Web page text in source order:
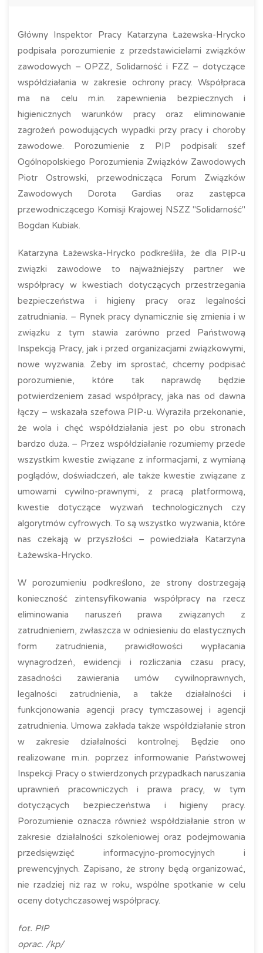
Główny Inspektor Pracy Katarzyna Łażewska-Hrycko
podpisała porozumienie z przedstawicielami związków
zawodowych – OPZZ, Solidarność i FZZ – dotyczące
współdziałania w zakresie ochrony pracy. Współpraca
ma na celu m.in. zapewnienia bezpiecznych i
higienicznych warunków pracy oraz eliminowanie
zagrożeń powodujących wypadki przy pracy i choroby
zawodowe. Porozumienie z PIP podpisali: szef
Ogólnopolskiego Porozumienia Związków Zawodowych
Piotr Ostrowski, przewodnicząca Forum Związków
Zawodowych Dorota Gardias oraz zastępca
przewodniczącego Komisji Krajowej NSZZ "Solidarność"
Bogdan Kubiak.
Katarzyna Łażewska-Hrycko podkreśliła, że dla PIP-u
związki zawodowe to najważniejszy partner we
współpracy w kwestiach dotyczących przestrzegania
bezpieczeństwa i higieny pracy oraz legalności
zatrudniania. – Rynek pracy dynamicznie się zmienia i w
związku z tym stawia zarówno przed Państwową
Inspekcją Pracy, jak i przed organizacjami związkowymi,
nowe wyzwania. Żeby im sprostać, chcemy podpisać
porozumienie, które tak naprawdę będzie
potwierdzeniem zasad współpracy, jaka nas od dawna
łączy – wskazała szefowa PIP-u. Wyraziła przekonanie,
że wola i chęć współdziałania jest po obu stronach
bardzo duża. – Przez współdziałanie rozumiemy przede
wszystkim kwestie związane z informacjami, z wymianą
poglądów, doświadczeń, ale także kwestie związane z
umowami cywilno-prawnymi, z pracą platformową,
kwestie dotyczące wyzwań technologicznych czy
algorytmów cyfrowych. To są wszystko wyzwania, które
nas czekają w przyszłości – powiedziała Katarzyna
Łażewska-Hrycko.
W porozumieniu podkreślono, że strony dostrzegają
konieczność zintensyfikowania współpracy na rzecz
eliminowania naruszeń prawa związanych z
zatrudnieniem, zwłaszcza w odniesieniu do elastycznych
form zatrudnienia, prawidłowości wypłacania
wynagrodzeń, ewidencji i rozliczania czasu pracy,
zasadności zawierania umów cywilnoprawnych,
legalności zatrudnienia, a także działalności i
funkcjonowania agencji pracy tymczasowej i agencji
zatrudnienia. Umowa zakłada także współdziałanie stron
w zakresie działalności kontrolnej. Będzie ono
realizowane m.in. poprzez informowanie Państwowej
Inspekcji Pracy o stwierdzonych przypadkach naruszania
uprawnień pracowniczych i prawa pracy, w tym
dotyczących bezpieczeństwa i higieny pracy.
Porozumienie oznacza również współdziałanie stron w
zakresie działalności szkoleniowej oraz podejmowania
przedsięwzięć informacyjno-promocyjnych i
prewencyjnych. Zapisano, że strony będą organizować,
nie rzadziej niż raz w roku, wspólne spotkanie w celu
oceny dotychczasowej współpracy.
fot. PIP
oprac. /kp/